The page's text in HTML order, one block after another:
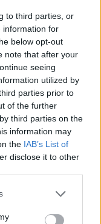
to third parties, or
information for
below opt-out
note that after your
seeing
utilized by
parties prior to
of the further
third parties on the
information may
the IAB’s List of
disclose it to other
or more Google
You may click to